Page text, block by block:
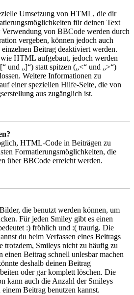
Umsetzung von HTML, die dir
für deinen Text
von BBCode werden durch
vergeben, können jedoch auch
Beitrag deaktiviert werden.
HTML aufgebaut, jedoch werden
und „]“) statt spitzen („<“ und „>“)
Weitere Informationen zu
einer speziellen Hilfe-Seite, die von
aus zugänglich ist.
HTML-Code in Beiträgen zu
Formatierungsmöglichkeiten, die
über BBCode erreicht werden.
die benutzt werden können, um
Für jeden Smiley gibt es einen
:) fröhlich und :( traurig. Die
du beim Verfassen eines Beitrags
trotzdem, Smileys nicht zu häufig zu
einen Beitrag schnell unlesbar machen
deshalb deinen Beitrag
oder gar komplett löschen. Die
kann auch die Anzahl der Smileys
Beitrag benutzen kannst.